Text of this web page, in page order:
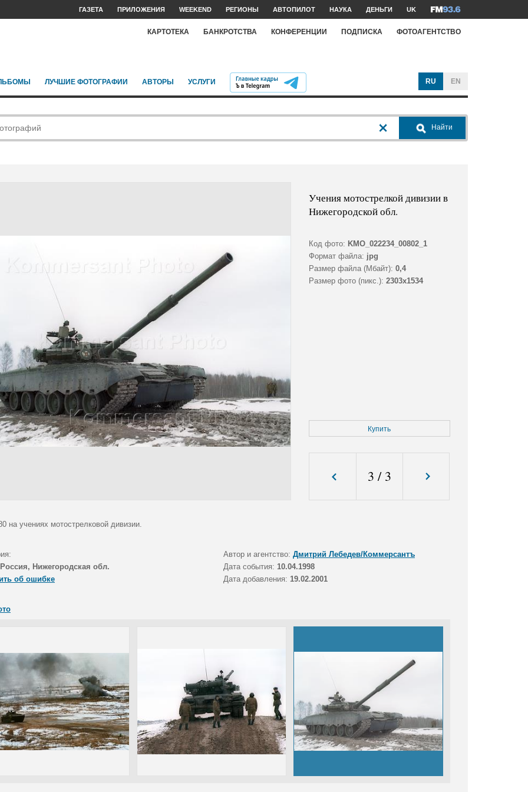
ГАЗЕТА ПРИЛОЖЕНИЯ WEEKEND РЕГИОНЫ АВТОПИЛОТ НАУКА ДЕНЬГИ UK
КАРТОТЕКА БАНКРОТСТВА КОНФЕРЕНЦИИ ПОДПИСКА ФОТОАГЕНТСТВО
ЛУЧШИЕ ФОТОГРАФИИ АВТОРЫ УСЛУГИ RU EN
Найти
Учения мотострелкой дивизии в
Нижегородской обл.
Код фото: KMO_022234_00802_1
Формат файла: jpg
Размер файла (Мбайт): 0,4
Размер фото (пикс.): 2303x1534
Купить
3 / 3
на учениях мотострелковой дивизии.
Автор и агентство: Дмитрий Лебедев/Коммерсантъ
Россия, Нижегородская обл. Дата события: 10.04.1998
об ошибке
Дата добавления: 19.02.2001